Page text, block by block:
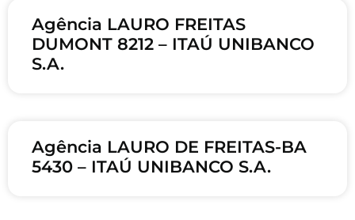
Agência LAURO FREITAS
DUMONT 8212 – ITAÚ UNIBANCO
S.A.
Agência LAURO DE FREITAS-BA
5430 – ITAÚ UNIBANCO S.A.